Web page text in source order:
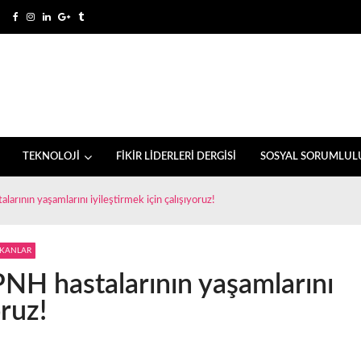
TEKNOLOJİ FİKİR LİDERLERİ DERGİSİ SOSYAL
yaşamlarını iyileştirmek için çalışıyoruz!
hastalarının yaşamlarını